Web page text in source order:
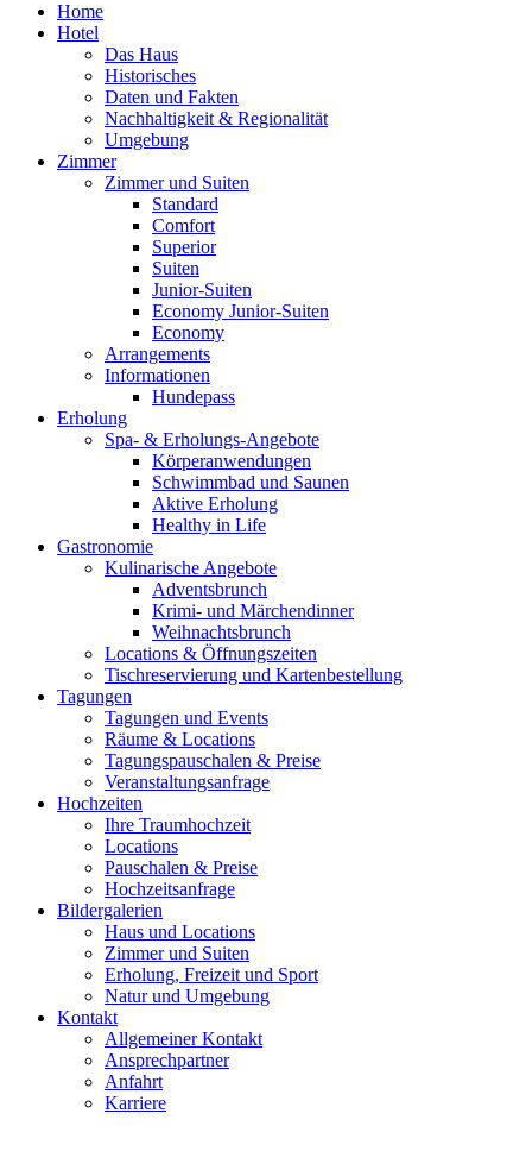
Home
Hotel
Das Haus
Historisches
Daten und Fakten
Nachhaltigkeit & Regionalität
Umgebung
Zimmer
Zimmer und Suiten
Standard
Comfort
Superior
Suiten
Junior-Suiten
Economy Junior-Suiten
Economy
Arrangements
Informationen
Hundepass
Erholung
Spa- & Erholungs-Angebote
Körperanwendungen
Schwimmbad und Saunen
Aktive Erholung
Healthy in Life
Gastronomie
Kulinarische Angebote
Adventsbrunch
Krimi- und Märchendinner
Weihnachtsbrunch
Locations & Öffnungszeiten
Tischreservierung und Kartenbestellung
Tagungen
Tagungen und Events
Räume & Locations
Tagungspauschalen & Preise
Veranstaltungsanfrage
Hochzeiten
Ihre Traumhochzeit
Locations
Pauschalen & Preise
Hochzeitsanfrage
Bildergalerien
Haus und Locations
Zimmer und Suiten
Erholung, Freizeit und Sport
Natur und Umgebung
Kontakt
Allgemeiner Kontakt
Ansprechpartner
Anfahrt
Karriere